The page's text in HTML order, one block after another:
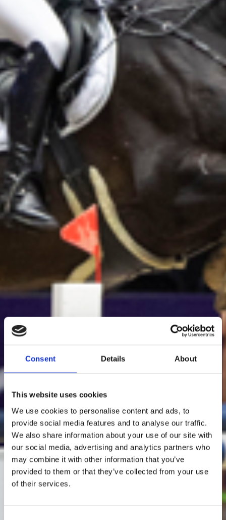
Consent Details About
This website uses cookies
We use cookies to personalise content and ads, to
provide social media features and to analyse our traffic.
We also share information about your use of our site with
our social media, advertising and analytics partners who
may combine it with other information that you’ve
provided to them or that they’ve collected from your use
of their services.